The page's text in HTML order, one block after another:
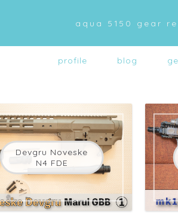
aqua 5150 gear
profile blog
Devgru Noveske
N4 FDE